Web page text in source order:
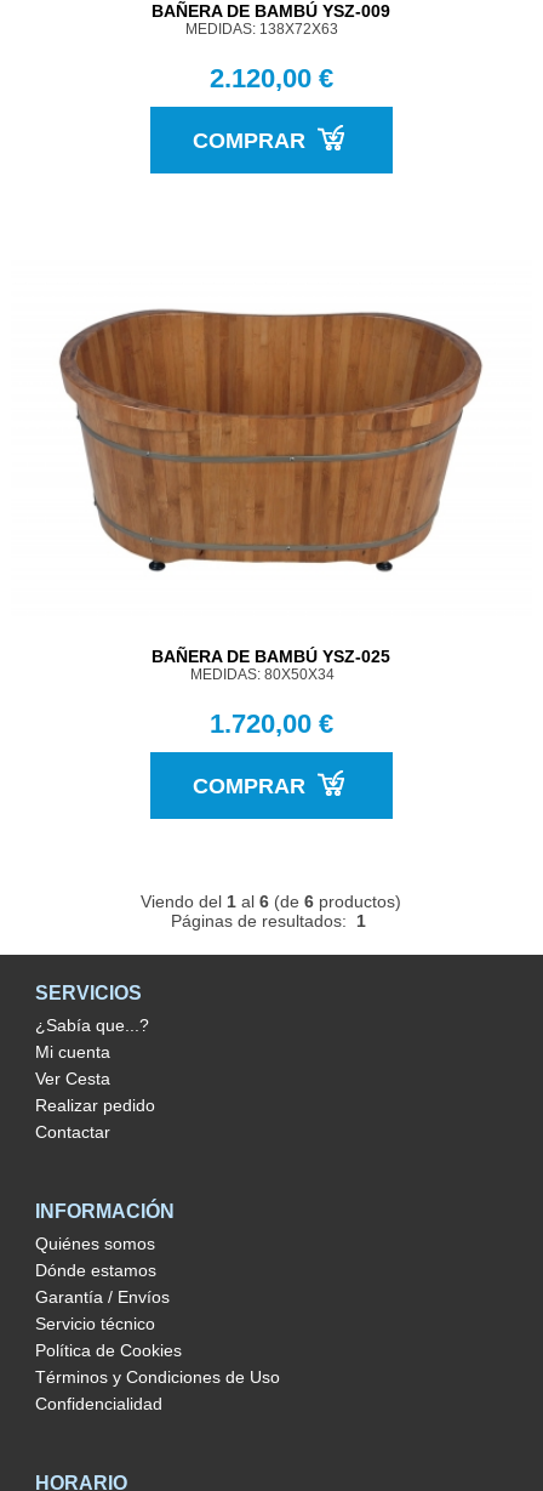
BAÑERA DE BAMBÚ YSZ-009
MEDIDAS: 138X72X63
2.120,00 €
COMPRAR
BAÑERA DE BAMBÚ YSZ-025
MEDIDAS: 80X50X34
1.720,00 €
COMPRAR
Viendo del 1 al6 (de6 productos)
Páginas de resultados: 1
SERVICIOS
¿Sabía que...?
Mi cuenta
Ver Cesta
Realizar pedido
Contactar
INFORMACIÓN
Quiénes somos
Dónde estamos
Garantía / Envíos
Servicio técnico
Política de Cookies
Términos y Condiciones de Uso
Confidencialidad
HORARIO